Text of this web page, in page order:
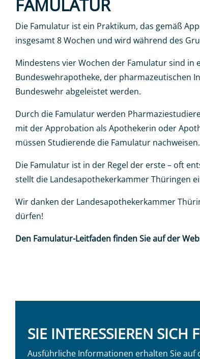
FAMULATUR
Die Famulatur ist ein Praktikum, das gemäß
insgesamt 8 Wochen und wird während des
Mindestens vier Wochen der Famulatur sind
Bundeswehrapotheke, der pharmazeutischen
Bundeswehr abgeleistet werden.
Durch die Famulatur werden
mit der Approbation als Apothekerin oder
müssen Studierende die Famulatur nachweisen.
Die Famulatur ist in der Regel der erste – oft
stellt die Landesapothekerkammer Thüringen
Wir danken der Landesapothekerkammer
dürfen!
Den Famulatur-Leitfaden finden Sie auf der
SIE INTERESSIEREN
Ausführliche Informationen erhalten Sie